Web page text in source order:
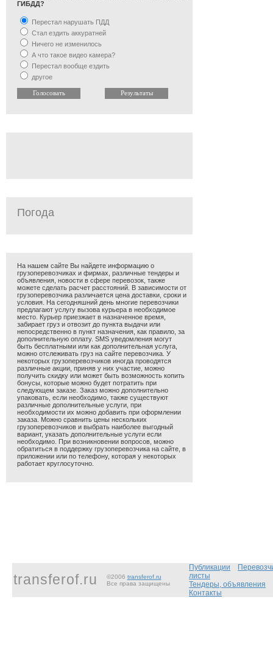
ГИБДД?
Перестал нарушать ПДД
Стал ездить аккуратней
Ничего не изменилось
А что такое видео камера?
Перестал вообще ездить
другое
Погода
На нашем сайте Вы найдете информацию о
грузоперевозчиках и фирмах, различные тендеры и
объявления, новости в сфере перевозок, также
можете сделать расчет расстояний. В зависимости от
грузоперевозчика различается цена доставки, сроки и
условия. На сегодняшний день многие перевозчики
предлагают услугу вызова курьера в необходимое
место. Курьер приезжает в назначенное время,
забирает груз и отвозит до пункта выдачи или
непосредственно в пункт назначения, как правило, за
дополнительную оплату. SMS уведомления могут
быть бесплатными или как дополнительная услуга,
можно отслеживать груз на сайте перевозчика. У
некоторых грузоперевозчиков иногда проводятся
различные акции, приняв у них участие, можно
получить скидку или может быть возможность копить
бонусы, которые можно будет потратить при
следующем заказе. Заказ можно дополнительно
упаковать, если необходимо, также существуют
различные дополнительные услуги, при
необходимости их можно добавить при оформлении
заказа. Можно сравнить цены нескольких
грузоперевозчиков и выбрать наиболее выгодный
вариант, указать дополнительные услуги если
необходимо. При возникновении вопросов, можно
обратиться в поддержку грузоперевозчика на сайте, в
приложении или по телефону, которая у некоторых
работает круглосуточно.
transferof.ru ©2006 transferof.ru
Все права защищены
Публикации
листы
Тендеры, объявления
Контакты